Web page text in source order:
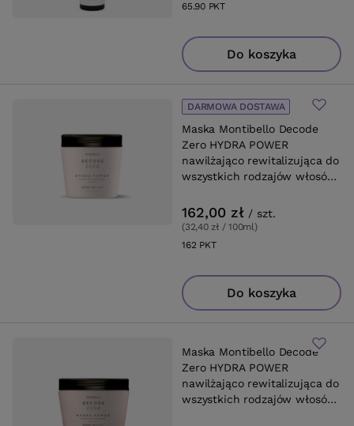
65.90PKTpunktów
Do koszyka
Maska Montibello Decode
Zero HYDRA POWER
nawilżająco rewitalizująca do
wszystkich rodzajów włosów
DARMOWA DOSTAWA
162,00 zł / szt.
(32,40 zł / 100ml)
162PKTpunktów
Do koszyka
Maska Montibello Decode
Zero HYDRA POWER
nawilżająco rewitalizująca do
wszystkich rodzajów włosów